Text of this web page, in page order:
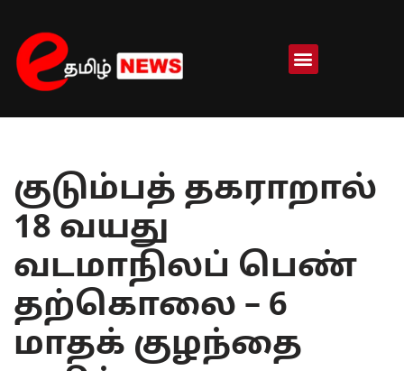
Skip
to
content
குடும்பத் தகராறால்
18 வயது
வடமாநிலப் பெண்
தற்கொலை – 6
மாதக் குழந்தை